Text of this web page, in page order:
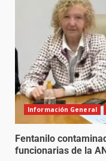
Información General
Fentanilo
funcionarias de la